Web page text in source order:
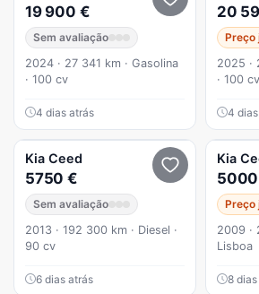
19 900 €
Sem avaliação
2024 · 27 341 km · Gasolina
· 100 cv
4 dias atrás
20
Preço
2025 ·
· 100 cv
4
Kia Ceed
5750 €
Sem avaliação
2013 · 192 300 km · Diesel ·
90 cv
6 dias atrás
Kia
Preço
2009 ·
Lisboa
8